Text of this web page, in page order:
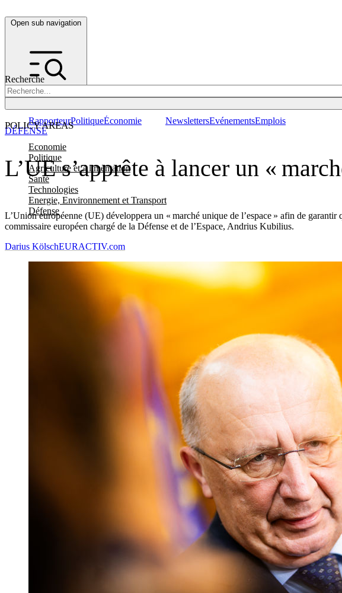
Open sub navigation
Recherche
POLICY AREAS
Economie
Politique
Agriculture et Alimentation
Santé
Technologies
Energie, Environnement et Transport
Défense
RapporteurPolitiqueÉconomie NewslettersEvénementsEmplois
L’UE s’apprête à lancer un «
L’Union européenne (UE) développera un « marché unique de l’espace » afin de
commissaire européen chargé de la Défense et de l’Espace, Andrius Kubilius.
DÉFENSE
Darius KölschEURACTIV.com